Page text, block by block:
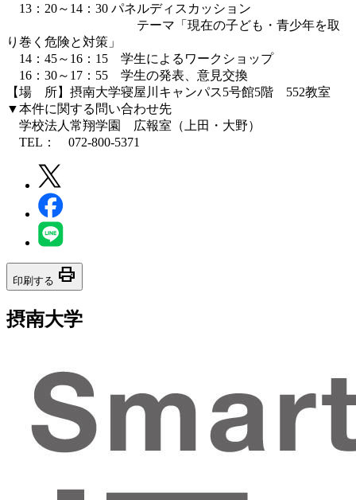
13：20～14：30 パネルディスカッション
テーマ「現在の子ども・青少年を取
り巻く危険と対策」
14：45～16：15 学生によるワークショップ
16：30～17：55 学生の発表、意見交換
【場 所】摂南大学寝屋川キャンパス5号館5階 552教室
▼本件に関する問い合わせ先
学校法人常翔学園 広報室（上田・大野）
TEL： 072-800-5371
印刷する print
摂南大学